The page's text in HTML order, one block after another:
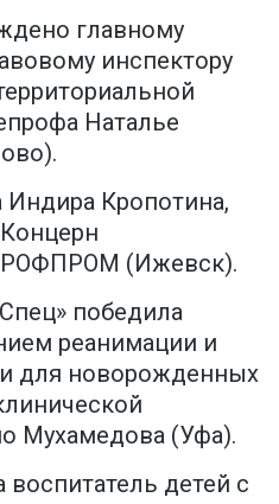
главному
инспектору
Наталье
Индира Кропотина,
(Ижевск).
победила
реанимации и
для новорожденных
Мухамедова (Уфа).
воспитатель детей с